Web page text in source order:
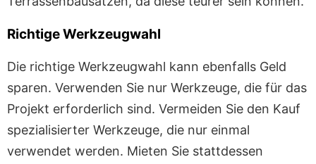
Richtige Werkzeugwahl
Die richtige Werkzeugwahl kann ebenfalls Geld
sparen. Verwenden Sie nur Werkzeuge, die für das
Projekt erforderlich sind. Vermeiden Sie den Kauf
spezialisierter Werkzeuge, die nur einmal
verwendet werden. Mieten Sie stattdessen